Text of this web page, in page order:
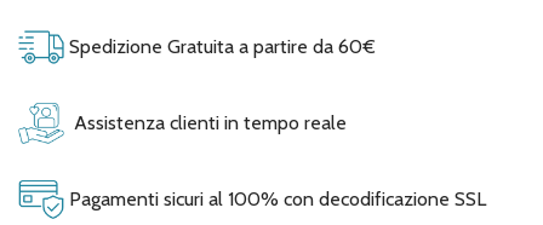
Spedizione Gratuita a partire da 60€
Assistenza clienti in tempo reale
Pagamenti sicuri al 100% con decodificazione SSL